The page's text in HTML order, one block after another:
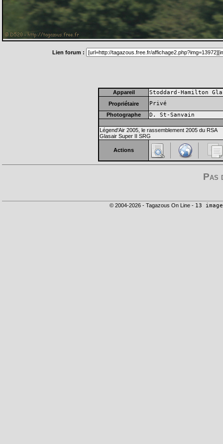
Lien forum :
Appareil Stoddard-Hamilton
Propriétaire Privé
Photographe D. St-Sanvain
Légend'Air 2005, le rassemblement 2005 du RSA
Glasair Super II SRG
Actions
Pas
© 2004-2026 - Tagazous On Line - 13